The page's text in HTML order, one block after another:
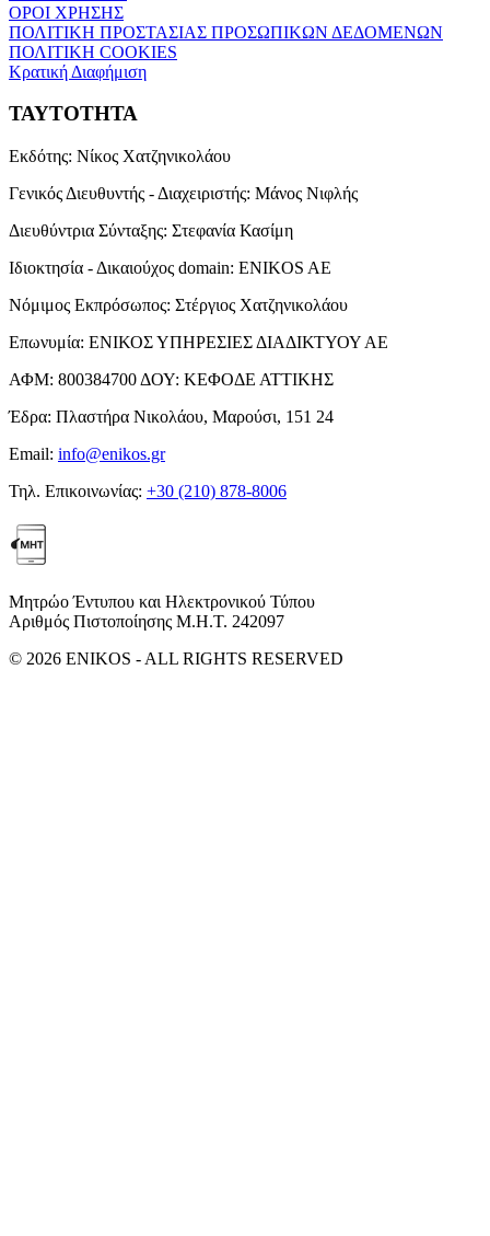
ΟΡΟΙ ΧΡΗΣΗΣ
ΠΟΛΙΤΙΚΗ ΠΡΟΣΤΑΣΙΑΣ ΠΡΟΣΩΠΙΚΩΝ ΔΕΔΟΜΕΝΩΝ
ΠΟΛΙΤΙΚΗ COOKIES
Κρατική Διαφήμιση
ΤΑΥΤΟΤΗΤΑ
Εκδότης: Νίκος Χατζηνικολάου
Γενικός Διευθυντής - Διαχειριστής: Μάνος Νιφλής
Διευθύντρια Σύνταξης: Στεφανία Κασίμη
Ιδιοκτησία - Δικαιούχος domain: ENIKOS AE
Νόμιμος Εκπρόσωπος: Στέργιος Χατζηνικολάου
Επωνυμία: ΕΝΙΚΟΣ ΥΠΗΡΕΣΙΕΣ ΔΙΑΔΙΚΤΥΟΥ ΑΕ
ΑΦΜ: 800384700 ΔΟΥ: ΚΕΦΟΔΕ ΑΤΤΙΚΗΣ
Έδρα: Πλαστήρα Νικολάου, Μαρούσι, 151 24
Email: info@enikos.gr
Τηλ. Επικοινωνίας: +30 (210) 878-8006
Μητρώο Έντυπου και Ηλεκτρονικού Τύπου
Αριθμός Πιστοποίησης Μ.Η.Τ. 242097
© 2026 ENIKOS - ALL RIGHTS RESERVED